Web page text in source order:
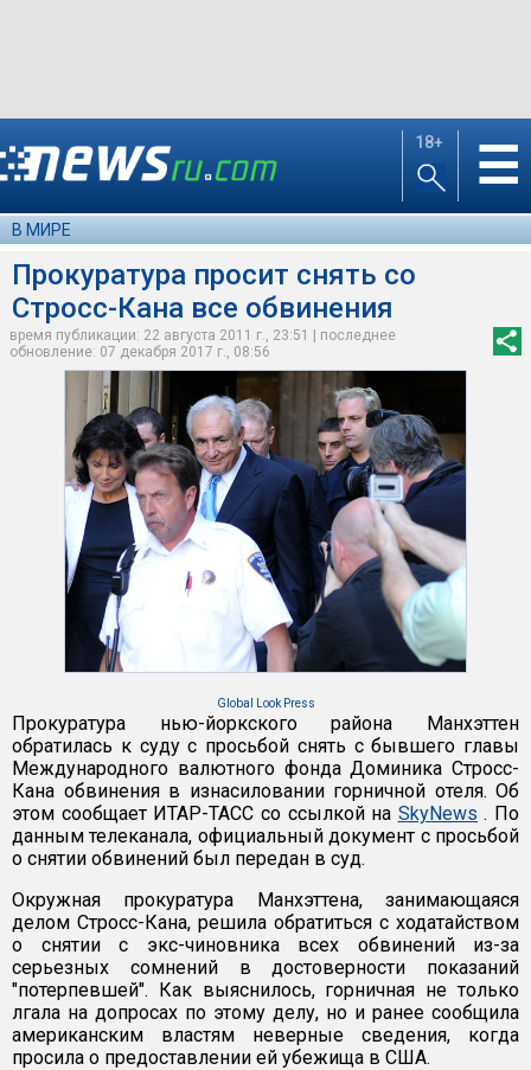
18+ ☰
В МИРЕ
Прокуратура просит снять со
Стросс-Кана все обвинения
время публикации: 22 августа 2011 г., 23:51 | последнее
обновление: 07 декабря 2017 г., 08:56
Global Look Press
Прокуратура нью-йоркского района Манхэттен
обратилась к суду с просьбой снять с бывшего главы
Международного валютного фонда Доминика Стросс-
Кана обвинения в изнасиловании горничной отеля. Об
этом сообщает ИТАР-ТАСС со ссылкой на SkyNews . По
данным телеканала, официальный документ с просьбой
о снятии обвинений был передан в суд.
Окружная прокуратура Манхэттена, занимающаяся
делом Стросс-Кана, решила обратиться с ходатайством
о снятии с экс-чиновника всех обвинений из-за
серьезных сомнений в достоверности показаний
"потерпевшей". Как выяснилось, горничная не только
лгала на допросах по этому делу, но и ранее сообщила
американским властям неверные сведения, когда
просила о предоставлении ей убежища в США.